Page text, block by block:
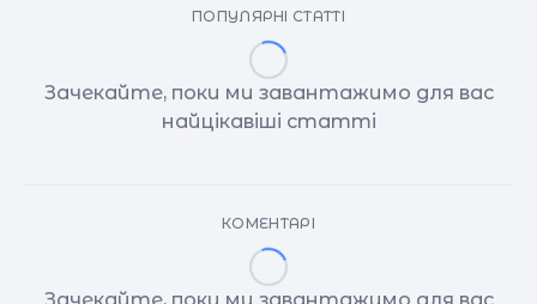
ПОПУЛЯРНІ СТАТТІ
Зачекайте, поки ми завантажимо для вас
найцікавіші статті
КОМЕНТАРІ
Зачекайте, поки ми завантажимо для вас